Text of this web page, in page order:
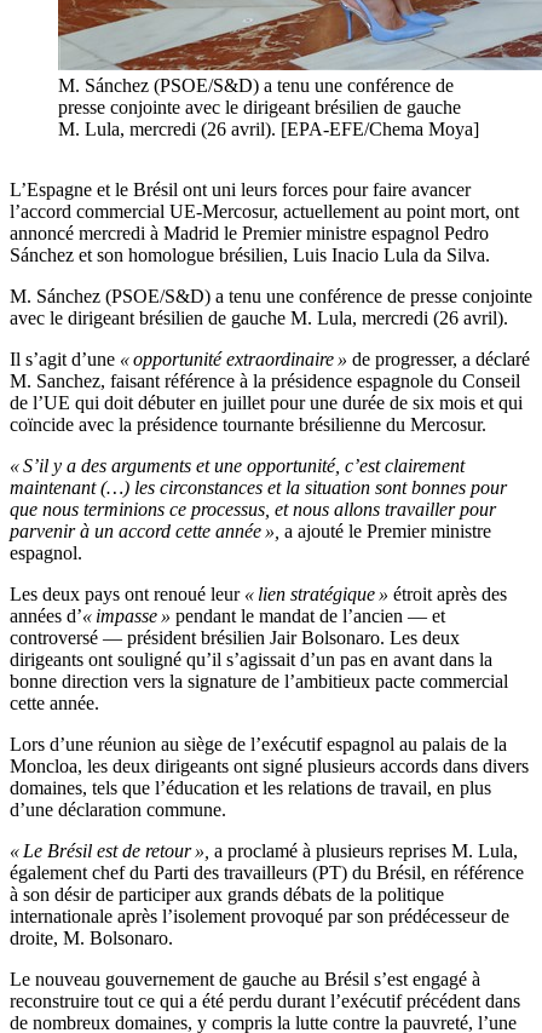
M. Sánchez (PSOE/S&D) a tenu une conférence de
presse conjointe avec le dirigeant brésilien de gauche
M. Lula, mercredi (26 avril). [EPA-EFE/Chema Moya]
L’Espagne et le Brésil ont uni leurs forces pour faire avancer
l’accord commercial UE-Mercosur, actuellement au point mort, ont
annoncé mercredi à Madrid le Premier ministre espagnol Pedro
Sánchez et son homologue brésilien, Luis Inacio Lula da Silva.
M. Sánchez (PSOE/S&D) a tenu une conférence de presse conjointe
avec le dirigeant brésilien de gauche M. Lula, mercredi (26 avril).
Il s’agit d’une « opportunité extraordinaire » de progresser, a déclaré
M. Sanchez, faisant référence à la présidence espagnole du Conseil
de l’UE qui doit débuter en juillet pour une durée de six mois et qui
coïncide avec la présidence tournante brésilienne du Mercosur.
« S’il y a des arguments et une opportunité, c’est clairement
maintenant (…) les circonstances et la situation sont bonnes pour
que nous terminions ce processus, et nous allons travailler pour
parvenir à un accord cette année », a ajouté le Premier ministre
espagnol.
Les deux pays ont renoué leur « lien stratégique » étroit après des
années d’« impasse » pendant le mandat de l’ancien — et
controversé — président brésilien Jair Bolsonaro. Les deux
dirigeants ont souligné qu’il s’agissait d’un pas en avant dans la
bonne direction vers la signature de l’ambitieux pacte commercial
cette année.
Lors d’une réunion au siège de l’exécutif espagnol au palais de la
Moncloa, les deux dirigeants ont signé plusieurs accords dans divers
domaines, tels que l’éducation et les relations de travail, en plus
d’une déclaration commune.
« Le Brésil est de retour », a proclamé à plusieurs reprises M. Lula,
également chef du Parti des travailleurs (PT) du Brésil, en référence
à son désir de participer aux grands débats de la politique
internationale après l’isolement provoqué par son prédécesseur de
droite, M. Bolsonaro.
Le nouveau gouvernement de gauche au Brésil s’est engagé à
reconstruire tout ce qui a été perdu durant l’exécutif précédent dans
de nombreux domaines, y compris la lutte contre la pauvreté, l’une